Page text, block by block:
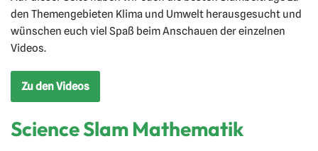
den Themengebieten Klima und Umwelt herausgesucht und
wünschen euch viel Spaß beim Anschauen der einzelnen
Videos.
Zu den Videos
Science Slam Mathematik